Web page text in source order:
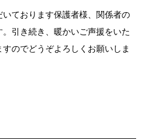
ております保護者様、関係者の
引き続き、暖かいご声援をいた
のでどうぞよろしくお願いしま